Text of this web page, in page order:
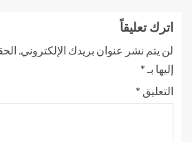
اترك تعليقاً
لن يتم نشر عنوان بريدك الإلكتروني.
إليها بـ *
التعليق *